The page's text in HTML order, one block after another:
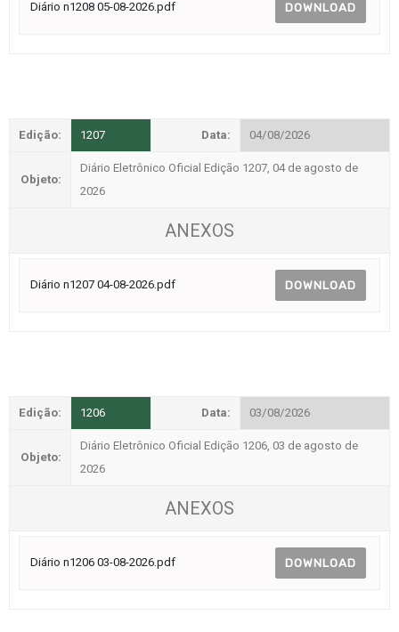
Diário n1208 05-08-2026.pdf DOWNLOAD
Edição: 1207 Data: 04/08/2026
Objeto:
Diário Eletrônico Oficial Edição 1207, 04 de agosto de
2026
ANEXOS
Diário n1207 04-08-2026.pdf DOWNLOAD
Edição: 1206 Data: 03/08/2026
Objeto:
Diário Eletrônico Oficial Edição 1206, 03 de agosto de
2026
ANEXOS
Diário n1206 03-08-2026.pdf DOWNLOAD